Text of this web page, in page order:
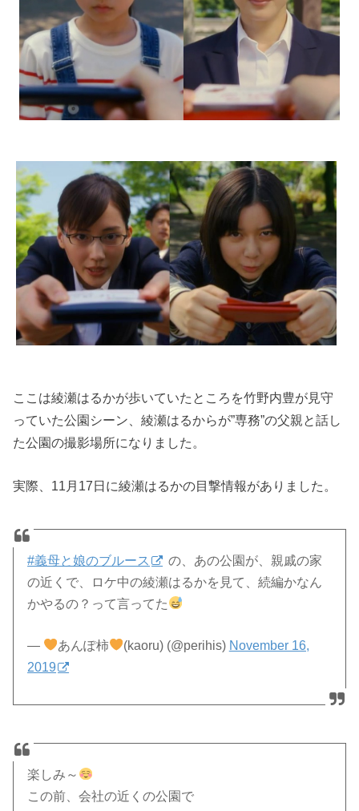
ここは綾瀬はるかが歩いていたところを竹野内豊が見守
っていた公園シーン、綾瀬はるからが”専務”の父親と話し
た公園の撮影場所になりました。
実際、11月17日に綾瀬はるかの目撃情報がありました。
#義母と娘のブルース
の、あの公園が、親戚の家
の近くで、ロケ中の綾瀬はるかを見て、続編かなん
かやるの？って言ってた
— あんぽ柿 (kaoru) (@perihis) November 16,
2019
楽しみ～
この前、会社の近くの公園で